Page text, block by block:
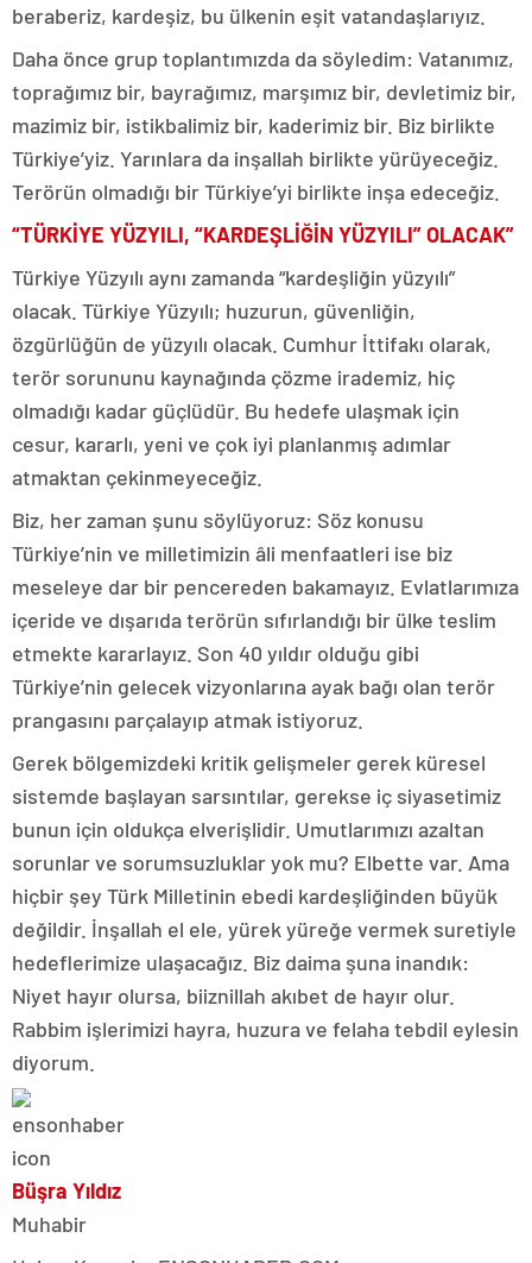
beraberiz, kardeşiz, bu ülkenin eşit vatandaşlarıyız.
Daha önce grup toplantımızda da söyledim: Vatanımız,
toprağımız bir, bayrağımız, marşımız bir, devletimiz bir,
mazimiz bir, istikbalimiz bir, kaderimiz bir. Biz birlikte
Türkiye’yiz. Yarınlara da inşallah birlikte yürüyeceğiz.
Terörün olmadığı bir Türkiye’yi birlikte inşa edeceğiz.
“TÜRKİYE YÜZYILI, “KARDEŞLİĞİN YÜZYILI” OLACAK”
Türkiye Yüzyılı aynı zamanda “kardeşliğin yüzyılı”
olacak. Türkiye Yüzyılı; huzurun, güvenliğin,
özgürlüğün de yüzyılı olacak. Cumhur İttifakı olarak,
terör sorununu kaynağında çözme irademiz, hiç
olmadığı kadar güçlüdür. Bu hedefe ulaşmak için
cesur, kararlı, yeni ve çok iyi planlanmış adımlar
atmaktan çekinmeyeceğiz.
Biz, her zaman şunu söylüyoruz: Söz konusu
Türkiye’nin ve milletimizin âli menfaatleri ise biz
meseleye dar bir pencereden bakamayız. Evlatlarımıza
içeride ve dışarıda terörün sıfırlandığı bir ülke teslim
etmekte kararlayız. Son 40 yıldır olduğu gibi
Türkiye’nin gelecek vizyonlarına ayak bağı olan terör
prangasını parçalayıp atmak istiyoruz.
Gerek bölgemizdeki kritik gelişmeler gerek küresel
sistemde başlayan sarsıntılar, gerekse iç siyasetimiz
bunun için oldukça elverişlidir. Umutlarımızı azaltan
sorunlar ve sorumsuzluklar yok mu? Elbette var. Ama
hiçbir şey Türk Milletinin ebedi kardeşliğinden büyük
değildir. İnşallah el ele, yürek yüreğe vermek suretiyle
hedeflerimize ulaşacağız. Biz daima şuna inandık:
Niyet hayır olursa, biiznillah akıbet de hayır olur.
Rabbim işlerimizi hayra, huzura ve felaha tebdil eylesin
diyorum.
Büşra Yıldız
Muhabir